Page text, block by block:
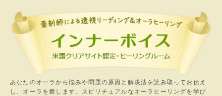
あなたのオーラから悩みや問題の原因と解決法を読み取ってお伝え
し、オーラを癒します。スピリチュアルなオーラヒーリングを学び